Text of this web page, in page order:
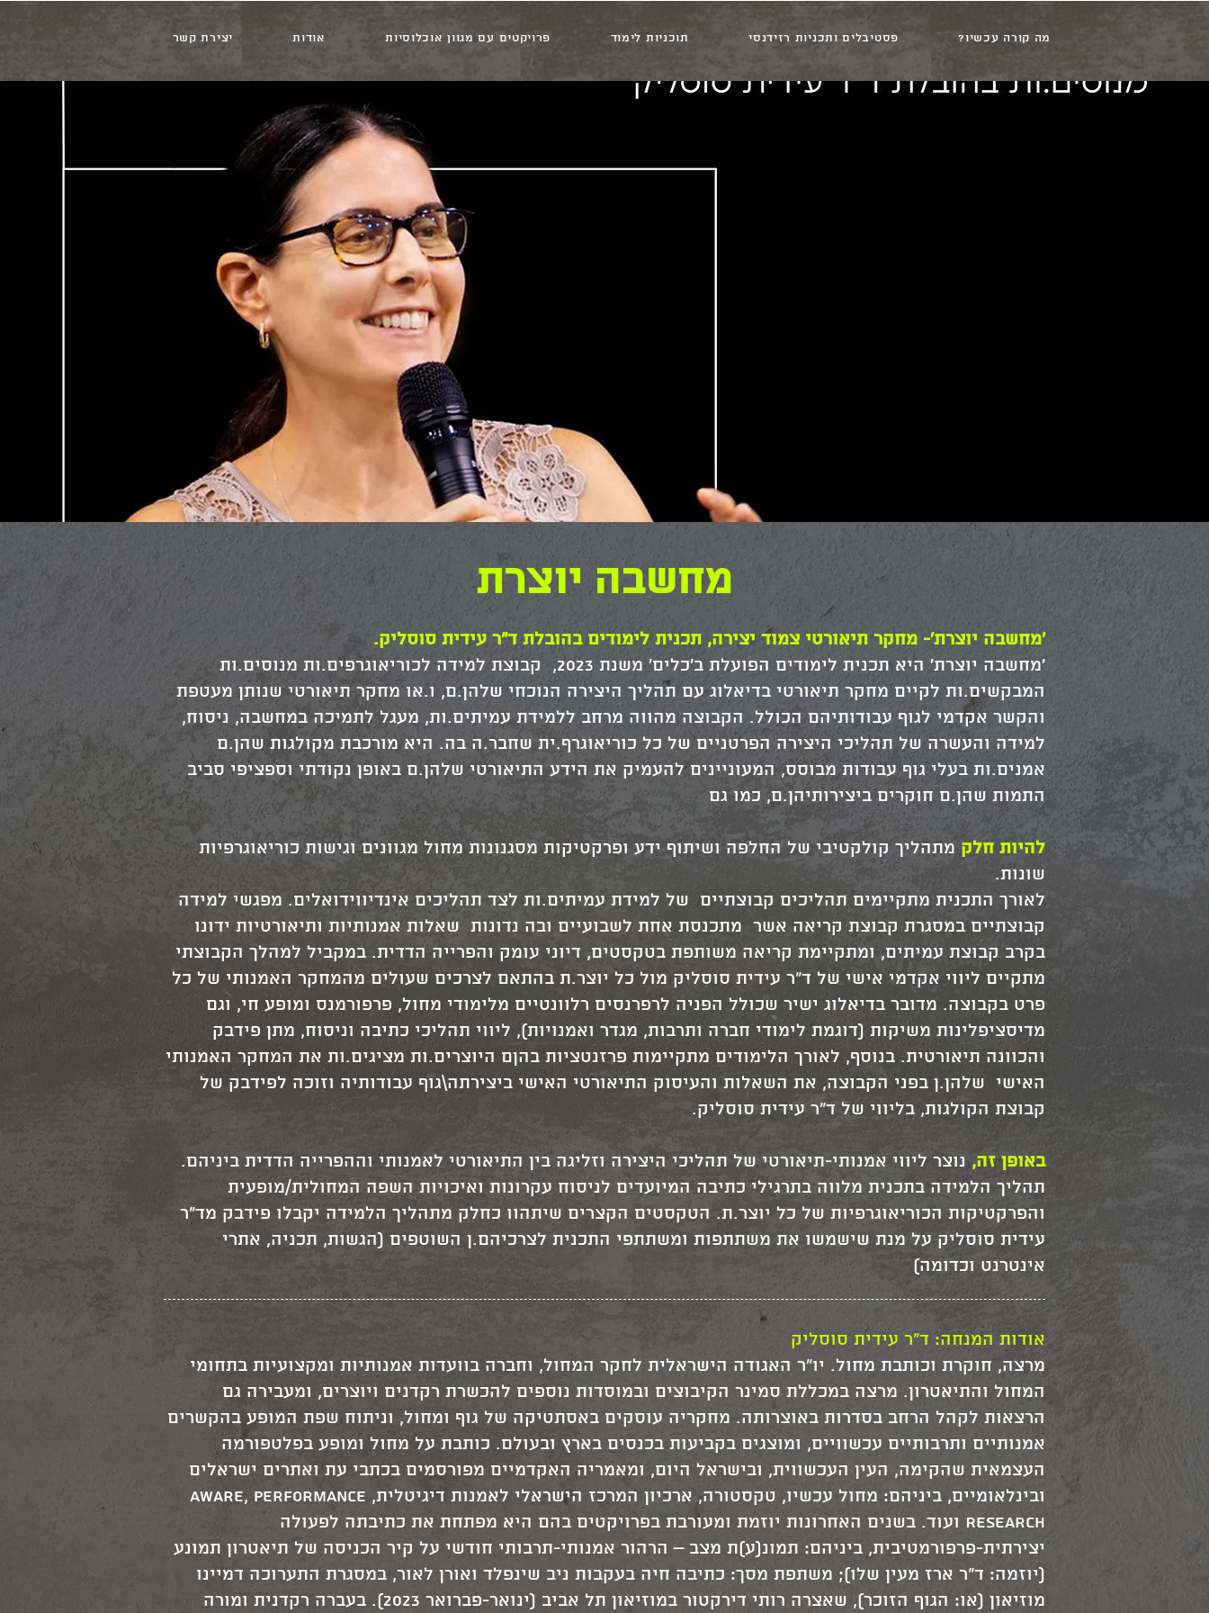
מה קורה עכשיו? פסטיבלים ותכניות רזידנסי תוכניות לימוד פרויקטים עם מגוון אוכלוסיות אודות יצירת קשר
מחשבה יוצרת
'מחשבה יוצרת'- מחקר תיאורטי צמוד יצירה, תכנית לימודים בהובלת ד"ר עידית סוסליק.
'מחשבה יוצרת' היא תכנית לימודים הפועלת ב'כלים' משנת 2023, קבוצת למידה לכוריאוגרפים.ות מנוסים.ות
המבקשים.ות לקיים מחקר תיאורטי בדיאלוג עם תהליך היצירה הנוכחי שלהן.ם, ו.או מחקר תיאורטי שנותן מעטפת
והקשר אקדמי לגוף עבודותיהם הכולל. הקבוצה מהווה מרחב ללמידת עמיתים.ות, מעגל לתמיכה במחשבה, ניסוח,
למידה והעשרה של תהליכי היצירה הפרטניים של כל כוריאוגרף.ית שחבר.ה בה. היא מורכבת מקולגות שהן.ם
אמנים.ות בעלי גוף עבודות מבוסס, המעוניינים להעמיק את הידע התיאורטי שלהן.ם באופן נקודתי וספציפי סביב
התמות שהן.ם חוקרים ביצירותיהן.ם, כמו גם
להיות חלק מתהליך קולקטיבי של החלפה ושיתוף ידע ופרקטיקות מסגנונות מחול מגוונים וגישות כוריאוגרפיות
שונות.
לאורך התכנית מתקיימים תהליכים קבוצתיים של למידת עמיתים.ות לצד תהליכים אינדיווידואלים. מפגשי למידה
קבוצתיים במסגרת קבוצת קריאה אשר מתכנסת אחת לשבועיים ובה נדונות שאלות אמנותיות ותיאורטיות ידונו
בקרב קבוצת עמיתים, ומתקיימת קריאה משותפת בטקסטים, דיוני עומק והפרייה הדדית. במקביל למהלך הקבוצתי
מתקיים ליווי אקדמי אישי של ד"ר עידית סוסליק מול כל יוצר.ת בהתאם לצרכים שעולים מהמחקר האמנותי של כל
פרט בקבוצה. מדובר בדיאלוג ישיר שכולל הפניה לרפרנסים רלוונטיים מלימודי מחול, פרפורמנס ומופע חי, וגם
מדיסציפלינות משיקות (דוגמת לימודי חברה ותרבות, מגדר ואמנויות), ליווי תהליכי כתיבה וניסוח, מתן פידבק
והכוונה תיאורטית. בנוסף, לאורך הלימודים מתקיימות פרזנטציות בהןם היוצרים.ות מציגים.ות את המחקר האמנותי
האישי שלהן.ן בפני הקבוצה, את השאלות והעיסוק התיאורטי האישי ביצירתה\גוף עבודותיה וזוכה לפידבק של
קבוצת הקולגות, בליווי של ד"ר עידית סוסליק.
באופן זה,נוצר ליווי אמנותי-תיאורטי של תהליכי היצירה וזליגה בין התיאורטי לאמנותי וההפרייה הדדית ביניהם.
תהליך הלמידה בתכנית מלווה בתרגילי כתיבה המיועדים לניסוח עקרונות ואיכויות השפה המחולית/מופעית
והפרקטיקות הכוריאוגרפיות של כל יוצר.ת. הטקסטים הקצרים שיתהוו כחלק מתהליך הלמידה יקבלו פידבק מד"ר
עידית סוסליק על מנת שישמשו את משתתפות ומשתתפי התכנית לצרכיהם.ן השוטפים (הגשות, תכניה, אתרי
אינטרנט וכדומה)
אודות המנחה: ד"ר עידית סוסליק
מרצה, חוקרת וכותבת מחול. יו"ר האגודה הישראלית לחקר המחול, וחברה בוועדות אמנותיות ומקצועיות בתחומי
המחול והתיאטרון. מרצה במכללת סמינר הקיבוצים ובמוסדות נוספים להכשרת רקדנים ויוצרים, ומעבירה גם
הרצאות לקהל הרחב בסדרות באוצרותה. מחקריה עוסקים באסתטיקה של גוף ומחול, וניתוח שפת המופע בהקשרים
אמנותיים ותרבותיים עכשוויים, ומוצגים בקביעות בכנסים בארץ ובעולם. כותבת על מחול ומופע בפלטפורמה
העצמאית שהקימה, העין העכשווית, ובישראל היום, ומאמריה האקדמיים מפורסמים בכתבי עת ואתרים ישראלים
ובינלאומיים, ביניהם: מחול עכשיו, טקסטורה, ארכיון המרכז הישראלי לאמנות דיגיטלית, Aware, Performance
Research ועוד. בשנים האחרונות יוזמת ומעורבת בפרויקטים בהם היא מפתחת את כתיבתה לפעולה
יצירתית-פרפורמטיבית, ביניהם: תמונ(ע)ת מצב – הרהור אמנותי-תרבותי חודשי על קיר הכניסה של תיאטרון תמונע
(יוזמה: ד"ר ארז מעין שלו); משתפת מסך: כתיבה חיה בעקבות ניב שינפלד ואורן לאור, במסגרת התערוכה דמיינו
מוזיאון (או: הגוף הזוכר), שאצרה רותי דירקטור במוזיאון תל אביב (ינואר-פברואר 2023). בעברה רקדנית ומורה